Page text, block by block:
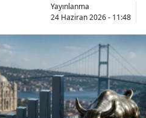
Yayınlanma
24 Haziran 2026 - 11:48